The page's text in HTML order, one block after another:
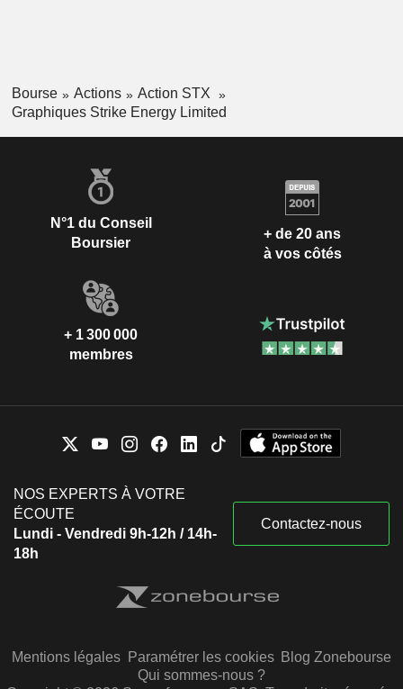
Bourse Actions
Action STX
Graphiques Strike Energy Limited
N°1 du Conseil
Boursier
+ de 20 ans
à vos côtés
+ 1 300 000
membres
NOS EXPERTS À VOTRE
ÉCOUTE
Lundi - Vendredi 9h-12h / 14h-
18h
Contactez-nous
Mentions légales Paramétrer les cookies Blog Zonebourse
Qui sommes-nous ?